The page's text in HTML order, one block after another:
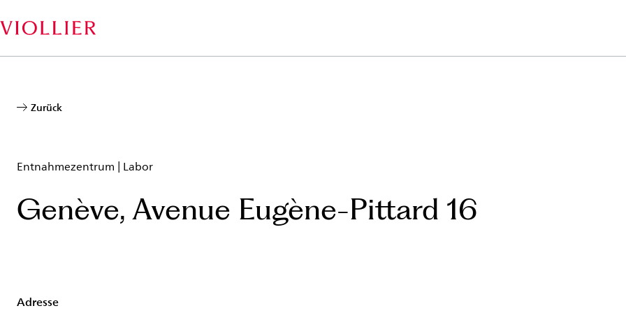
zum
Inhalt
Zurück
Entnahmezentrum | Labor
Genève, Avenue Eugène-Pittard 16
Adresse